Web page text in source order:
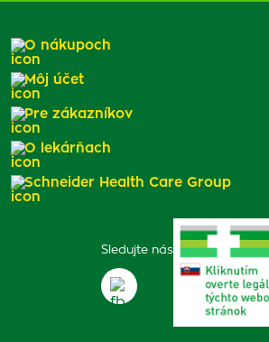
Sledujte nás
O nákupoch
Môj účet
Pre zákazníkov
O lekárňach
Schneider Health Care Group